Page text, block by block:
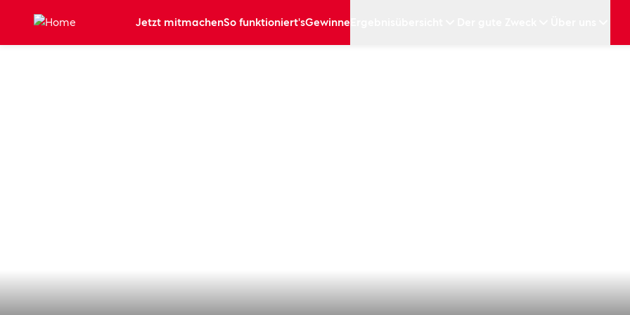
Zum Hauptinhalt springen
Jetzt mitmachenSo funktioniert'sGewinne